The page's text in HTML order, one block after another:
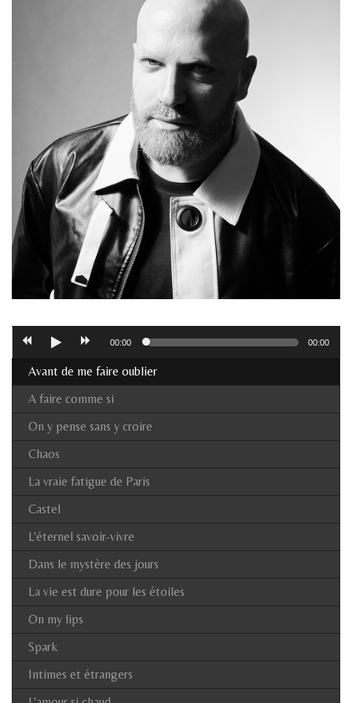
Avant de me faire oublier
A faire comme si
On y pense sans y croire
Chaos
La vraie fatigue de Paris
Castel
L'éternel savoir-vivre
Dans le mystère des jours
La vie est dure pour les étoiles
On my lips
Spark
Intimes et étrangers
00:00 00:00